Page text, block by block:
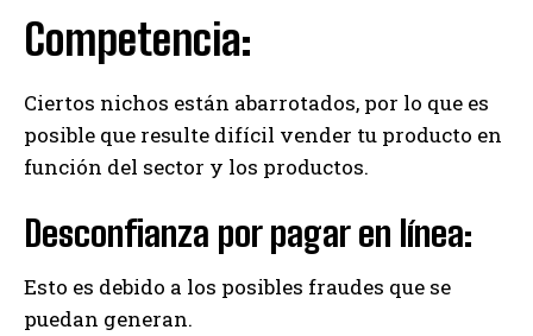
Competencia:
Ciertos nichos están abarrotados, por lo que es
posible que resulte difícil vender tu producto en
función del sector y los productos.
Desconfianza por pagar en línea:
Esto es debido a los posibles fraudes que se
puedan generan.